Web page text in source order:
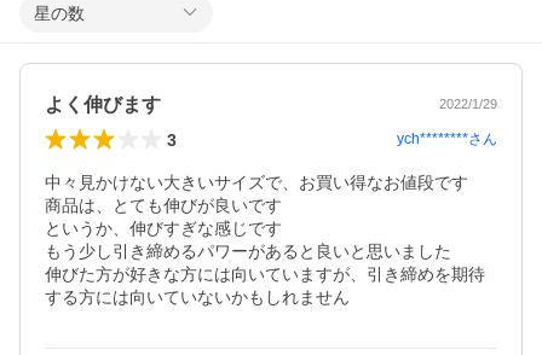
星の数
よく伸びます 2022/1/29
3 ych********さん
中々見かけない大きいサイズで、お買い得なお値段です
商品は、とても伸びが良いです
というか、伸びすぎな感じです
もう少し引き締めるパワーがあると良いと思いました
伸びた方が好きな方には向いていますが、引き締めを期待
する方には向いていないかもしれません